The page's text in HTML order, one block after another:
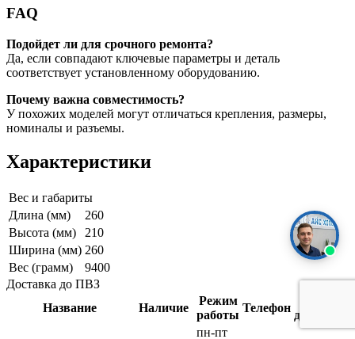
FAQ
Подойдет ли для срочного ремонта?
Да, если совпадают ключевые параметры и деталь
соответствует установленному оборудованию.
Почему важна совместимость?
У похожих моделей могут отличаться крепления, размеры,
номиналы и разъемы.
Характеристики
Вес и габариты
Длина (мм)
260
Высота (мм)
210
Ширина (мм) 260
Вес (грамм)
9400
Доставка до ПВЗ
Название
Наличие
Режим
работы
Телефон
доставки
пн-пт